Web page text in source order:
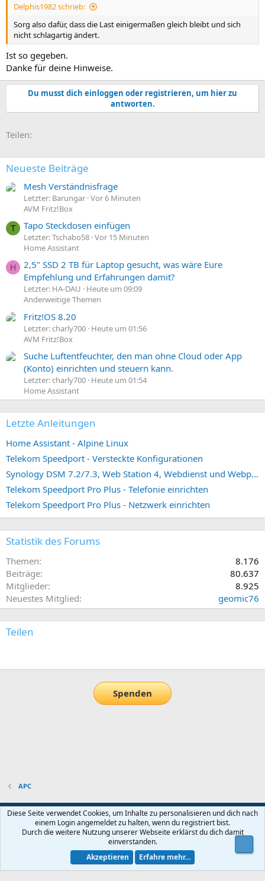
Delphis1982 schrieb:
Sorg also dafür, dass die Last einigermaßen gleich bleibt und sich
nicht schlagartig ändert.
Ist so gegeben.
Danke für deine Hinweise.
Du musst dich einloggen oder registrieren, um hier zu
antworten.
Teilen:
Neueste Beiträge
Mesh Verständnisfrage
Letzter: Barungar Vor 6 Minuten
AVM Fritz!Box
T Tapo Steckdosen einfügen
Letzter: Tschabo58 Vor 15 Minuten
Home Assistant
H
2,5" SSD 2 TB für Laptop gesucht, was wäre Eure
Empfehlung und Erfahrungen damit?
Letzter: HA-DAU
Heute um 09:09
Anderweitige Themen
Fritz!OS 8.20
Letzter: charly700 Heute um 01:56
AVM Fritz!Box
Suche Luftentfeuchter, den man ohne Cloud oder App
(Konto) einrichten und steuern kann.
Letzter: charly700 Heute um 01:54
Home Assistant
Letzte Anleitungen
Home Assistant - Alpine Linux
Telekom Speedport - Versteckte Konfigurationen
Synology DSM 7.2/7.3, Web Station 4, Webdienst und Webportal erstellen (ehemals vHost)
Telekom Speedport Pro Plus - Telefonie einrichten
Telekom Speedport Pro Plus - Netzwerk einrichten
Statistik des Forums
Themen
8.176
Beiträge
80.637
Mitglieder
8.925
Neuestes Mitglied
geomic76
Teilen
Spenden
APC
Default-Theme
Nutzungsbedingungen
Datenschutz Hilfe und Impressum Start
Community platform by XenForo® © 2010-2026 XenForo Ltd.
Diese Seite verwendet Cookies, um Inhalte zu personalisieren und dich nach
einem Login angemeldet zu halten, wenn du registriert bist.
Durch die weitere Nutzung unserer Webseite erklärst du dich damit
einverstanden.
Akzeptieren
Erfahre mehr...